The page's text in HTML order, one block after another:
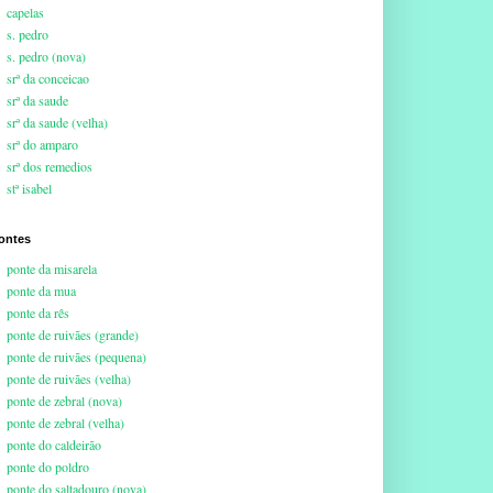
capelas
s. pedro
s. pedro (nova)
srª da conceicao
srª da saude
srª da saude (velha)
srª do amparo
srª dos remedios
stª isabel
ponte da misarela
ponte da mua
ponte da rês
ponte de ruivães (grande)
ponte de ruivães (pequena)
ponte de ruivães (velha)
ponte de zebral (nova)
ponte de zebral (velha)
ponte do caldeirão
ponte do poldro
ponte do saltadouro (nova)